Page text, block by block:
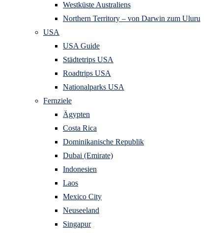
Westküste Australiens
Northern Territory – von Darwin zum Uluru
USA
USA Guide
Städtetrips USA
Roadtrips USA
Nationalparks USA
Fernziele
Ägypten
Costa Rica
Dominikanische Republik
Dubai (Emirate)
Indonesien
Laos
Mexico City
Neuseeland
Singapur